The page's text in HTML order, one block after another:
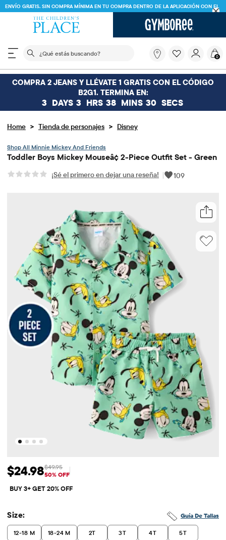
ENVÍO GRATIS. SIN COMPRA MÍNIMA EN TU COMPRA DENTRO DE LA APLICACIÓN CON EL
CÓDIGO
El siguiente campo de búsqueda filtra las
buscando?
0
COMPRA 2 JEANS Y LLÉVATE 1 GRATIS CON EL CÓDIGO
B2G1. TERMINA EN:
3 DAYS 3 HRS 38 MINS 29 SECS
Home > Tienda de personajes > Disney
Minnie Mickey And Friends
Toddler Boys Mickey Mouseâ¢ 2-Piece Outfit Set - Green
¡Sé el primero en dejar una reseña! | 109
Precio de venta: $24.98
$24.98 Precio original: $49.95
$49.95
50% OFF
BUY 3+ GET 20% OFF
Guía De Tallas
Size:
12-18 M 18-24 M 2T 3T 4T 5T